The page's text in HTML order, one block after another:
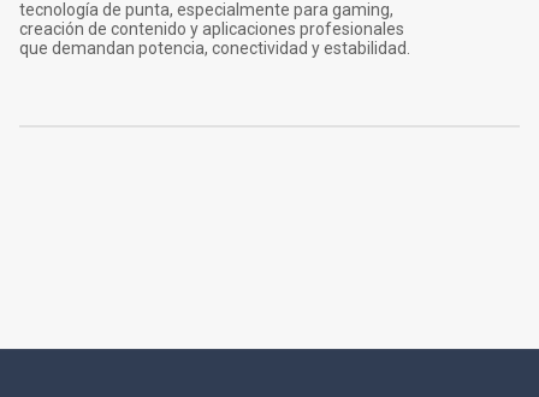
tecnología de punta, especialmente para gaming,
creación de contenido y aplicaciones profesionales
que demandan potencia, conectividad y estabilidad.